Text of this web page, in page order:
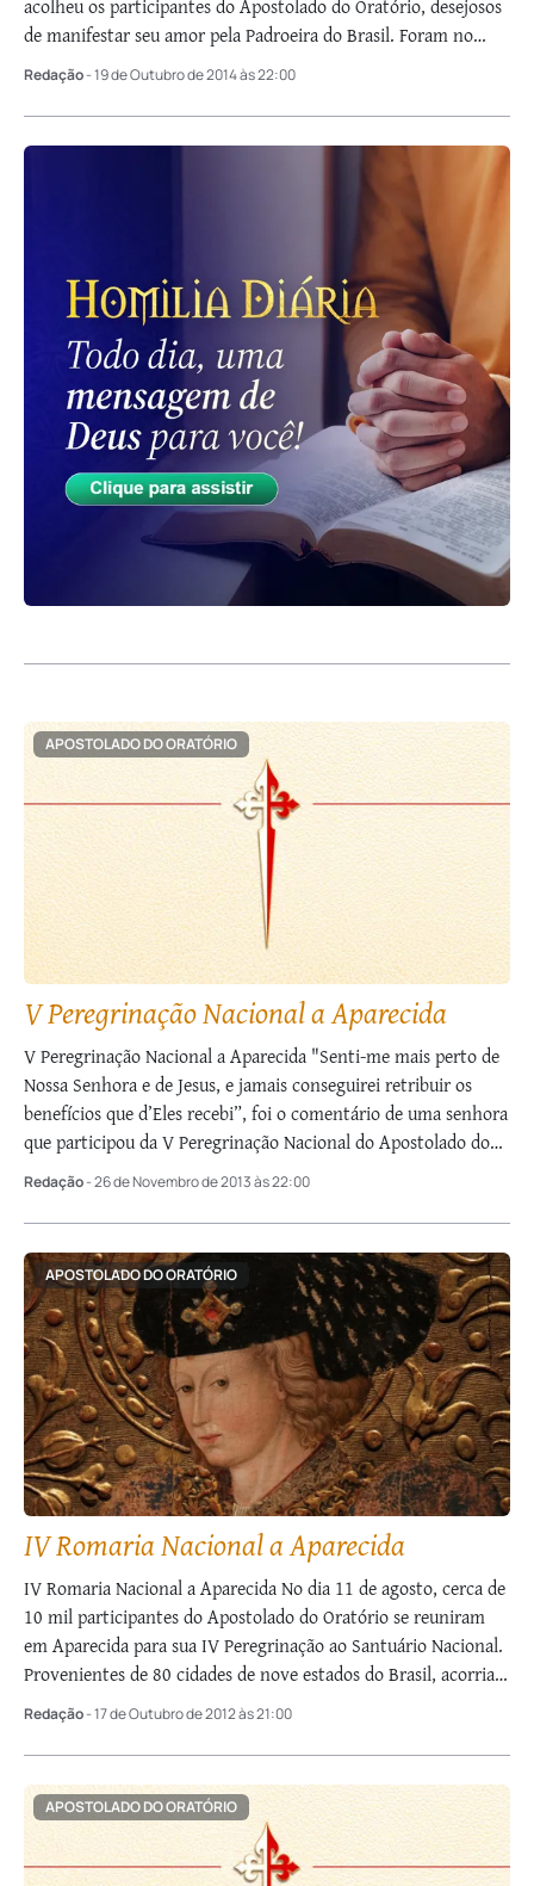
acolheu os participantes do Apostolado do Oratório, desejosos
de manifestar seu amor pela Padroeira do Brasil. Foram no
total cerca de 10 …
Redação- 19 de Outubro de 2014 às 22:00
APOSTOLADO DO ORATÓRIO
V Peregrinação Nacional a Aparecida
V Peregrinação Nacional a Aparecida "Senti-me mais perto de
Nossa Senhora e de Jesus, e jamais conseguirei retribuir os
benefícios que d’Eles recebi”, foi o comentário de uma senhora
que participou da V Peregrinação Nacional do Apostolado do
Oratório a …
Redação- 26 de Novembro de 2013 às 22:00
APOSTOLADO DO ORATÓRIO
IV Romaria Nacional a Aparecida
IV Romaria Nacional a Aparecida No dia 11 de agosto, cerca de
10 mil participantes do Apostolado do Oratório se reuniram
em Aparecida para sua IV Peregrinação ao Santuário Nacional.
Provenientes de 80 cidades de nove estados do Brasil, acorriam
…
Redação- 17 de Outubro de 2012 às 21:00
APOSTOLADO DO ORATÓRIO